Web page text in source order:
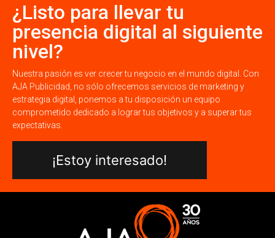
¿Listo para llevar tu
presencia digital al siguiente
nivel?
Nuestra pasión es ver crecer tu negocio en el mundo digital. Con
AJA Publicidad, no sólo ofrecemos servicios de marketing y
estrategia digital, ponemos a tu disposición un equipo
comprometido dedicado a lograr tus objetivos y a superar tus
expectativas.
¡Estoy interesado!